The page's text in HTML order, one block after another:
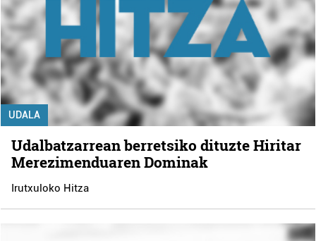
UDALA
Udalbatzarrean berretsiko dituzte Hiritar
Merezimenduaren Dominak
Irutxuloko Hitza